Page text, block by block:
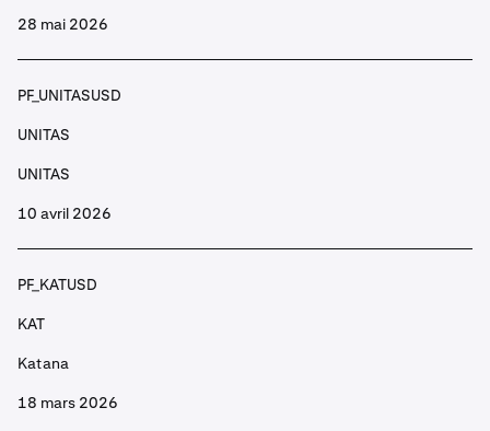
AI
PF_AIXBTUSD
AIXBT
aixbt by Virtuals
PF_AKTUSD
AKT
Akash
28 mai 2026
PF_UNITASUSD
UNITAS
UNITAS
10 avril 2026
PF_KATUSD
KAT
Katana
18 mars 2026